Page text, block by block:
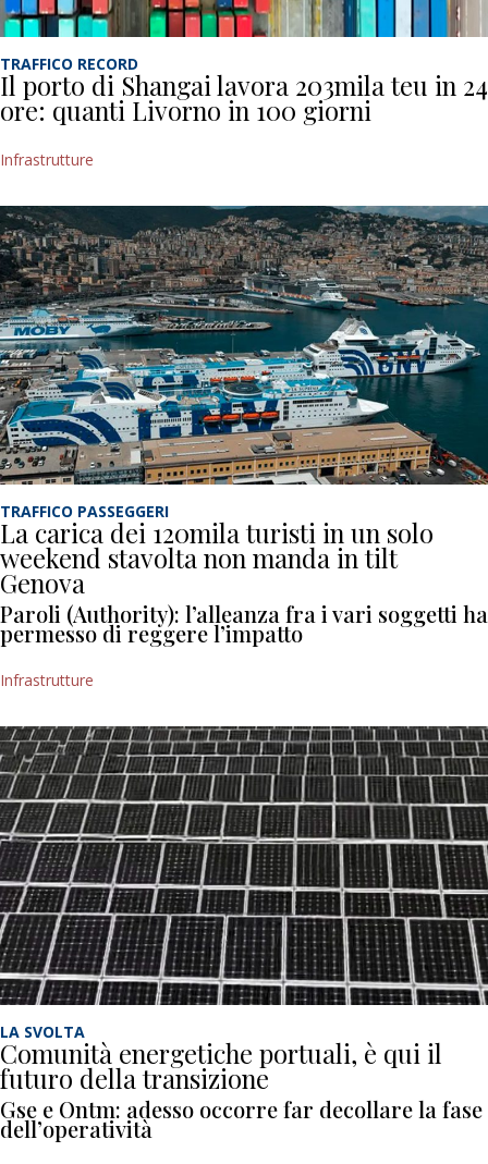
TRAFFICO RECORD
Il porto di Shangai lavora 203mila teu in 24
ore: quanti Livorno in 100 giorni
Infrastrutture
TRAFFICO PASSEGGERI
La carica dei 120mila turisti in un solo
weekend stavolta non manda in tilt
Genova
Paroli (Authority): l’alleanza fra i vari soggetti ha
permesso di reggere l’impatto
Infrastrutture
LA SVOLTA
Comunità energetiche portuali, è qui il
futuro della transizione
Gse e Ontm: adesso occorre far decollare la fase
dell’operatività